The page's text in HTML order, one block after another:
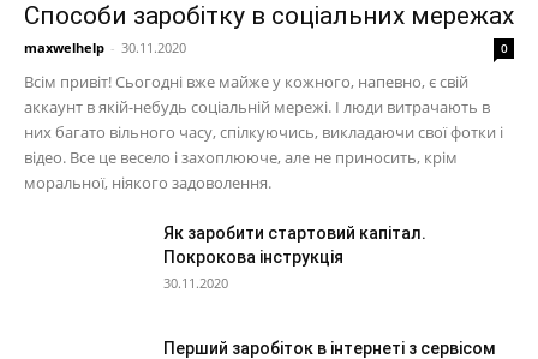
Способи заробітку в соціальних мережах
maxwelhelp - 30.11.2020 0
Всім привіт! Сьогодні вже майже у кожного, напевно, є свій
аккаунт в якій-небудь соціальній мережі. І люди витрачають в
них багато вільного часу, спілкуючись, викладаючи свої фотки і
відео. Все це весело і захоплююче, але не приносить, крім
моральної, ніякого задоволення.
Як заробити стартовий капітал.
Покрокова інструкція
30.11.2020
Перший заробіток в інтернеті з сервісом